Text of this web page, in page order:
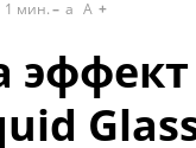
1 мин. a A
эффект